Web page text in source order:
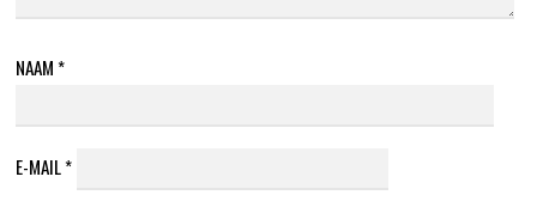
NAAM *
E-MAIL*